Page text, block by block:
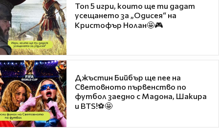
Топ 5 игри, които ще ти дадат
усещането за „Одисея“ на
Кристофър Нолан🤩🎮
Джъстин Бийбър ще пее на
Световното първенство по
футбол заедно с Мадона, Шакира
и BTS!⚽🤩